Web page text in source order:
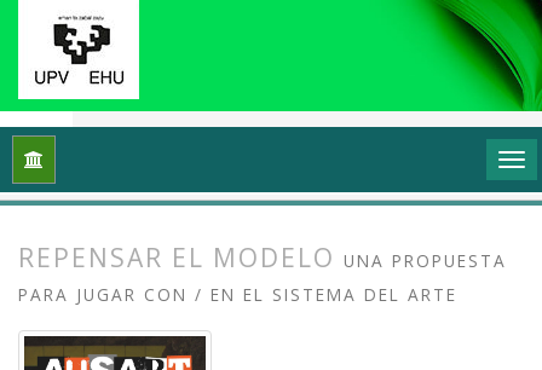
Inicio Vol. 6 Núm. 2 (2018): Disidencia y
REPENSAR EL MODELO UNA PROPUESTA
PARA JUGAR CON / EN EL SISTEMA DEL ARTE